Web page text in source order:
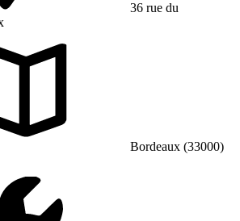
36 rue du
Bordeaux (33000)